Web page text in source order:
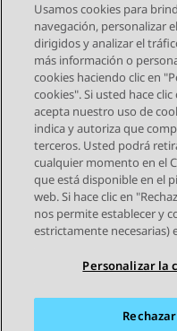
Send Feedback
Navegación de
Tema anterior
STAY CONNECTED
Usamos cookies para
navegación, personalizar
dirigidos y analizar el
más información o
cookies haciendo clic en
cookies". Si usted hace
acepta nuestro uso de
indica y autoriza que
terceros. Usted podrá
cualquier momento en el
que está disponible en el
web. Si hace clic en
nos permite establecer y
estrictamente necesarias)
Personalizar la